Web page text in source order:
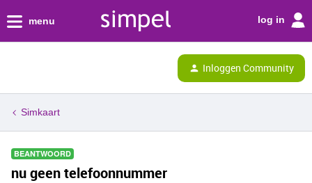
menu log in
Inloggen Community
Simkaart
BEANTWOORD
nu geen telefoonnummer